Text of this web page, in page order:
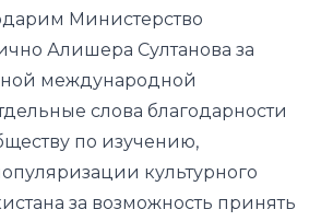
Министерство
Алишера Султанова за
международной
слова благодарности
по изучению,
культурного
за возможность принять